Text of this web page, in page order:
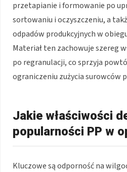
przetapianie i formowanie po
sortowaniu i oczyszczeniu, a
odpadów produkcyjnych w
Materiał ten zachowuje szereg
po regranulacji, co sprzyja
ograniczeniu zużycia surowców
Jakie właściwości
popularności PP w
Kluczowe są odporność na